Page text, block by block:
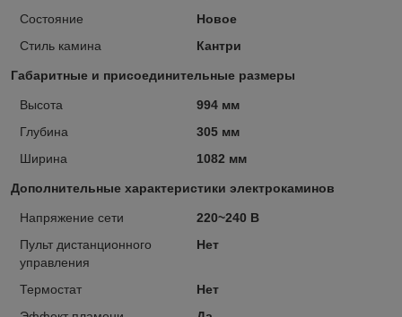
Состояние
Новое
Стиль камина
Кантри
Габаритные и присоединительные размеры
Высота
994 мм
Глубина
305 мм
Ширина
1082 мм
Дополнительные характеристики электрокаминов
Напряжение сети
220~240 В
Пульт дистанционного
управления
Нет
Термостат
Нет